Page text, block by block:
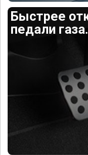
Быстрее
педали газа.